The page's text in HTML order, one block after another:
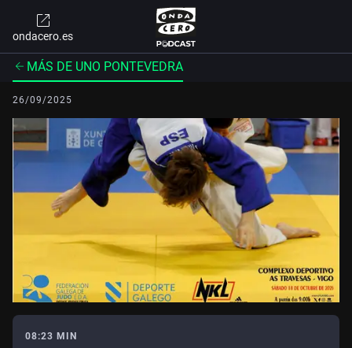
ondacero.es
MÁS DE UNO PONTEVEDRA
26/09/2025
08:23 MIN